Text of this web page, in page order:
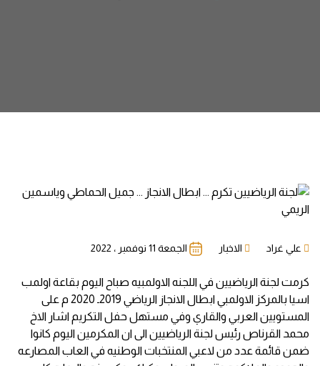
علي غراد الاخبار الجمعة 11 نوفمبر ، 2022
كرمت لجنة الرياضيين في اللجنه الاولمبيه صباح اليوم بقاعة اولمب
اسيا بالمركز الاولمبي ابطال الانجاز الرياضي 2019ـ 2020 م على
المستويين العربي والقاري وفي مستهل حفل التكريم اشار الاخ
محمد القرناص رئيس لجنة الرياضيين الى ان المكرمين اليوم كانوا
ضمن قائمة عدد من لاعبي المنتخبات الوطنيه في العاب المصارعه